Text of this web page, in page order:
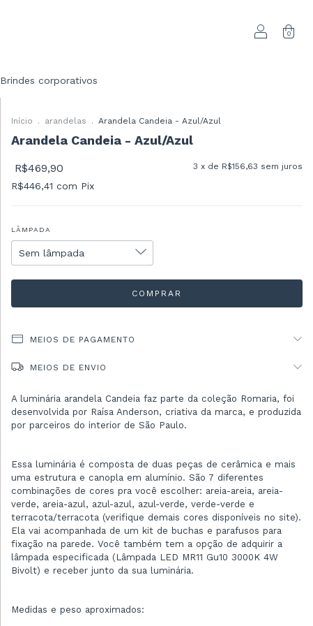
0
Brindes corporativos
Início . arandelas . Arandela Candeia - Azul/Azul
Arandela Candeia - Azul/Azul
R$469,90 3 x de R$156,63 sem juros
R$446,41 com Pix
LÂMPADA
MEIOS DE PAGAMENTO
MEIOS DE ENVIO
A luminária arandela Candeia faz parte da coleção Romaria, foi
desenvolvida por Raísa Anderson, criativa da marca, e produzida
por parceiros do interior de São Paulo.
Essa luminária é composta de duas peças de cerâmica e mais
uma estrutura e canopla em alumínio. São 7 diferentes
combinações de cores pra você escolher: areia-areia, areia-
verde, areia-azul, azul-azul, azul-verde, verde-verde e
terracota/terracota (verifique demais cores disponíveis no site).
Ela vai acompanhada de um kit de buchas e parafusos para
fixação na parede. Você também tem a opção de adquirir a
lâmpada especificada (Lâmpada LED MR11 Gu10 3000K 4W
Bivolt) e receber junto da sua luminária.
Medidas e peso aproximados: